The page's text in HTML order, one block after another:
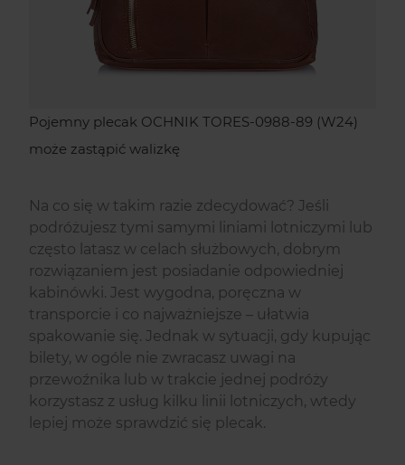
Pojemny plecak OCHNIK TORES-0988-89 (W24)
może zastąpić walizkę
Na co się w takim razie zdecydować? Jeśli
podróżujesz tymi samymi liniami lotniczymi lub
często latasz w celach służbowych, dobrym
rozwiązaniem jest posiadanie odpowiedniej
kabinówki. Jest wygodna, poręczna w
transporcie i co najważniejsze – ułatwia
spakowanie się. Jednak w sytuacji, gdy kupując
bilety, w ogóle nie zwracasz uwagi na
przewoźnika lub w trakcie jednej podróży
korzystasz z usług kilku linii lotniczych, wtedy
lepiej może sprawdzić się plecak.